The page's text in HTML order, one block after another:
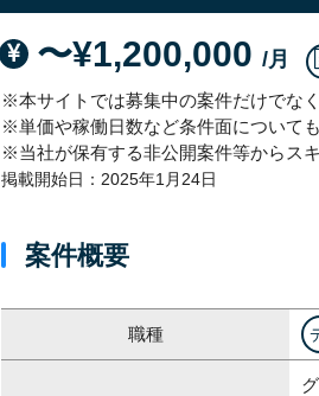
〜¥1,200,000 /月
※本サイトでは募集中の案件だけでな
※単価や稼働日数など条件面について
※当社が保有する非公開案件等からス
掲載開始日：2025年1月24日
案件概要
職種